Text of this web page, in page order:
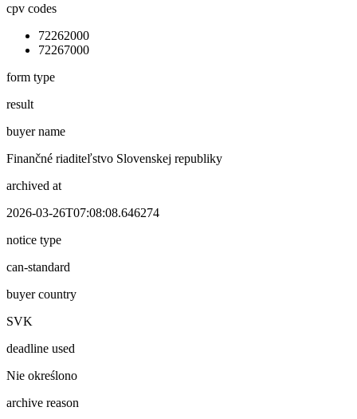
cpv codes
72262000
72267000
form type
result
buyer name
Finančné riaditeľstvo Slovenskej republiky
archived at
2026-03-26T07:08:08.646274
notice type
can-standard
buyer country
SVK
deadline used
Nie określono
archive reason